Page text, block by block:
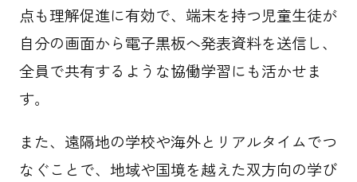
点も理解促進に有効で、端末を持つ児童生徒が
自分の画面から電子黒板へ発表資料を送信し、
全員で共有するような協働学習にも活かせま
す。
また、遠隔地の学校や海外とリアルタイムでつ
なぐことで、地域や国境を越えた双方向の学び